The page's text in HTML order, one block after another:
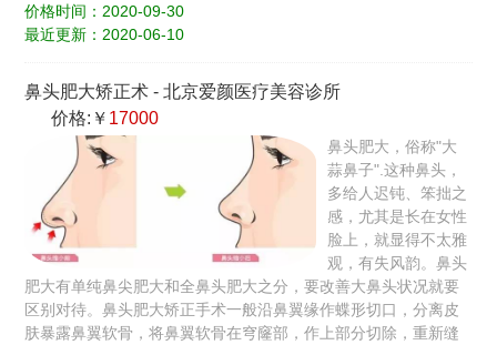
价格时间：2020-09-30
最近更新：2020-06-10
鼻头肥大矫正术 -北京爱颜医疗美容诊所
价格:￥ 17000
鼻头肥大，俗称"大
蒜鼻子".这种鼻头，
多给人迟钝、笨拙之
感，尤其是长在女性
脸上，就显得不太雅
观，有失风韵。鼻头
肥大有单纯鼻尖肥大和全鼻头肥大之分，要改善大鼻头状况就要
区别对待。鼻头肥大矫正手术一般沿鼻翼缘作蝶形切口，分离皮
肤暴露鼻翼软骨，将鼻翼软骨在穹窿部，作上部分切除，重新缝